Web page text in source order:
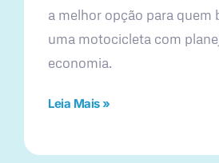
a melhor opção para quem
uma motocicleta com
economia.
Leia Mais »